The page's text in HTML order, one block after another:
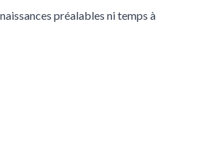
préalables ni temps à